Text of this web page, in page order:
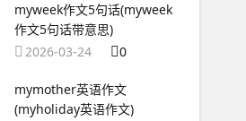
myweek作文5句话(myweek
作文5句话带意思)
2026-03-24
0
mymother英语作文
(myholiday英语作文)